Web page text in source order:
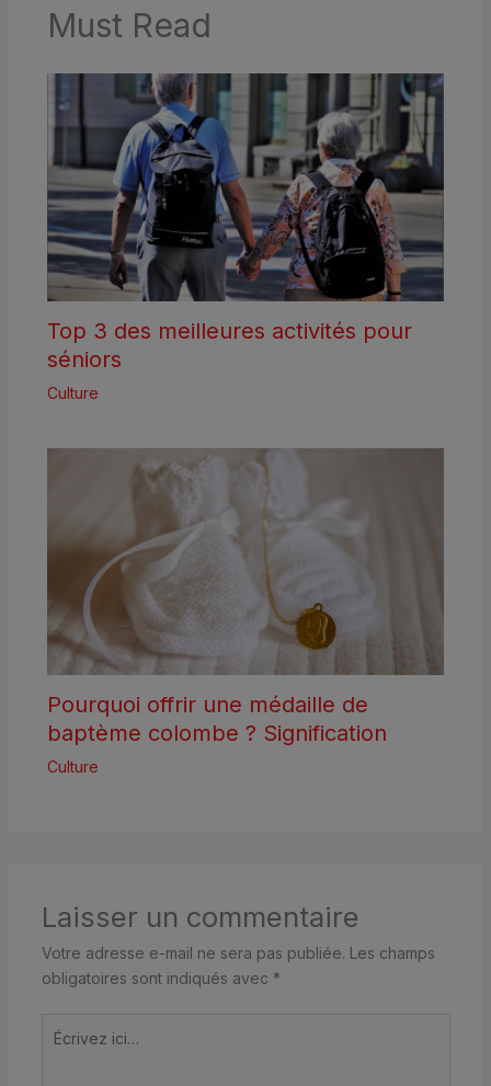
Must Read
Top 3 des meilleures activités pour
séniors
Culture
Pourquoi offrir une médaille de
baptème colombe ? Signification
Culture
Laisser un commentaire
Votre adresse e-mail ne sera pas publiée. Les champs
obligatoires sont indiqués avec *
Écrivez
ici…